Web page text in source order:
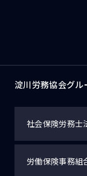
淀川労務協会グル
社会保険労務士
労働保険事務組